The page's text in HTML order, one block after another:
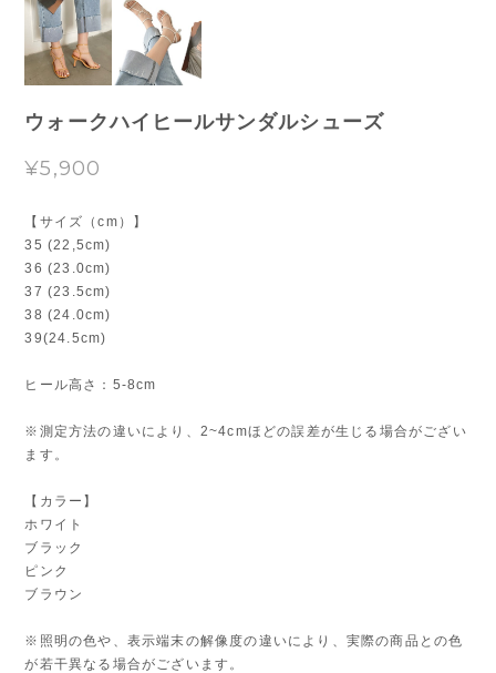
ウォークハイヒールサンダルシューズ
¥5,900
【サイズ（cm）】
35 (22,5cm)
36 (23.0cm)
37 (23.5cm)
38 (24.0cm)
39(24.5cm)
ヒール高さ：5-8cm
※測定方法の違いにより、2~4cmほどの誤差が生じる場合がござい
ます。
【カラー】
ホワイト
ブラック
ピンク
ブラウン
※照明の色や、表示端末の解像度の違いにより、実際の商品との色
が若干異なる場合がございます。